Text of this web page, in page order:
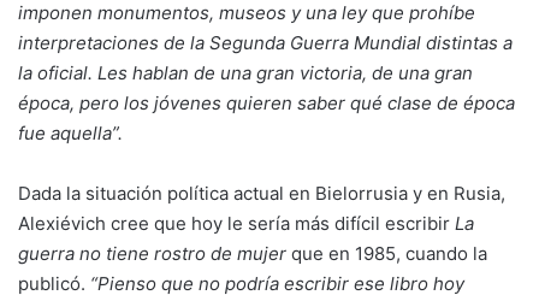
imponen monumentos, museos y una ley que prohíbe
interpretaciones de la Segunda Guerra Mundial distintas a
la oficial. Les hablan de una gran victoria, de una gran
época, pero los jóvenes quieren saber qué clase de época
fue aquella”.
Dada la situación política actual en Bielorrusia y en Rusia,
Alexiévich cree que hoy le sería más difícil escribir La
guerra no tiene rostro de mujer que en 1985, cuando la
publicó. “Pienso que no podría escribir ese libro hoy